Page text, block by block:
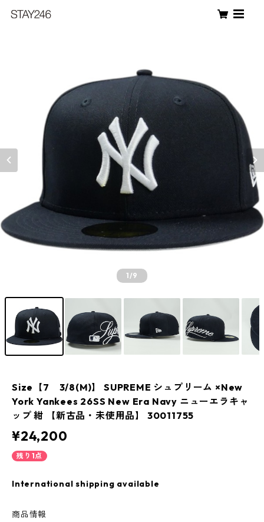
1/9
Size【7 3/8(M)】 SUPREME シュプリーム ×New
York Yankees 26SS New Era Navy ニューエラキャ
ップ 紺 【新古品・未使用品】 30011755
¥24,200
残り1点
International shipping available
商品情報